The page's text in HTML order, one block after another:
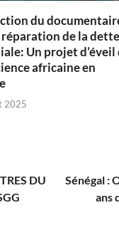
du
réparation de la dette
Un projet d’éveil
africaine en
2025
DU
Sénégal :
ans